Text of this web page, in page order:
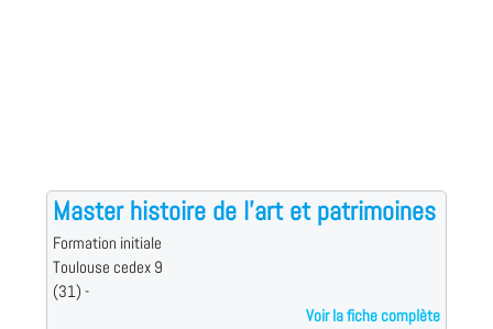
Master histoire de l'art et patrimoines
Formation initiale
Toulouse cedex 9
(31) -
Voir la fiche complète